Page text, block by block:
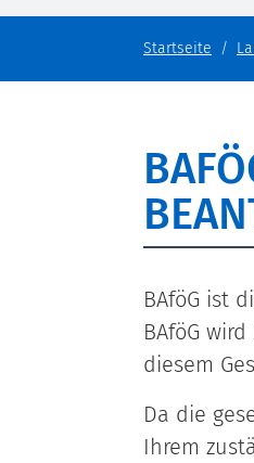
Startseite
BAföG ist
BAföG
diesem
Da die
Ihrem